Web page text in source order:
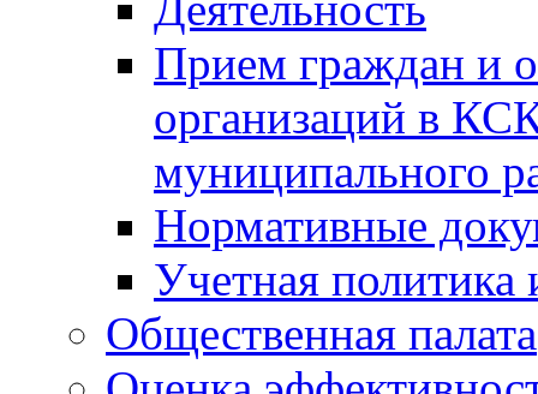
Прием граждан и
организаций в
муниципального
Нормативные
Учетная политика
Общественная палата